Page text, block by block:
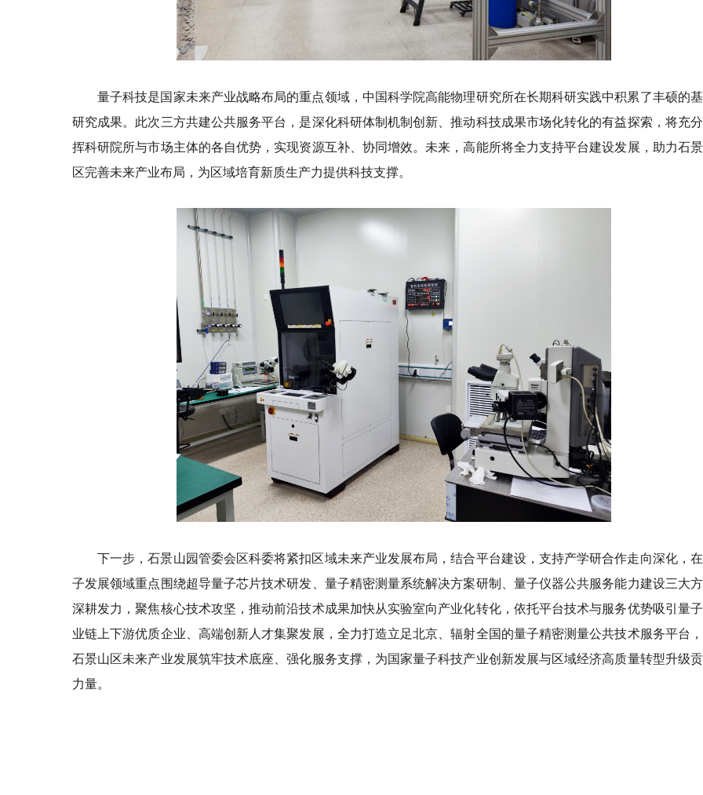
量子科技是国家未来产业战略布局的重点领域，中国科学院高能物理研究所在长期科研实践中积累了丰硕的
研究成果。此次三方共建公共服务平台，是深化科研体制机制创新、推动科技成果市场化转化的有益探索，将充
挥科研院所与市场主体的各自优势，实现资源互补、协同增效。未来，高能所将全力支持平台建设发展，助力石
区完善未来产业布局，为区域培育新质生产力提供科技支撑。
下一步，石景山园管委会区科委将紧扣区域未来产业发展布局，结合平台建设，支持产学研合作走向深化，
子发展领域重点围绕超导量子芯片技术研发、量子精密测量系统解决方案研制、量子仪器公共服务能力建设三大
深耕发力，聚焦核心技术攻坚，推动前沿技术成果加快从实验室向产业化转化，依托平台技术与服务优势吸引量
业链上下游优质企业、高端创新人才集聚发展，全力打造立足北京、辐射全国的量子精密测量公共技术服务平台
石景山区未来产业发展筑牢技术底座、强化服务支撑，为国家量子科技产业创新发展与区域经济高质量转型升级
力量。